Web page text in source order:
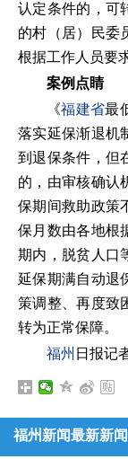
认定条件的，可
的村（居）民委
根据工作人员要
案例点睛
《福建省最
落实延保渐退机
到退保条件，但
的，由审核确认
保期间救助政策
保月数由各地根
期内，脱贫人口
延保期满自动退
策调整、再度致
转为正常保障。
福州 日报记
福州新闻最新新闻